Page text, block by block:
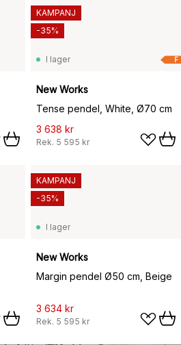
F
I lager
New Works
Tense pendel, White, Ø70 cm
3 638 kr
Rek. 5 595 kr
KAMPANJ
-35%
I lager
New Works
Margin pendel Ø50 cm, Beige
3 634 kr
Rek. 5 595 kr
KAMPANJ
-35%